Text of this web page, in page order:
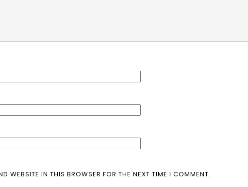
WEBSITE IN THIS BROWSER FOR THE NEXT TIME I COMMENT.